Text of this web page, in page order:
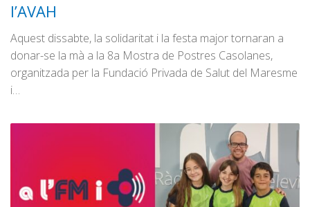
l’AVAH
Aquest dissabte, la solidaritat i la festa major tornaran a
donar-se la mà a la 8a Mostra de Postres Casolanes,
organitzada per la Fundació Privada de Salut del Maresme
i…